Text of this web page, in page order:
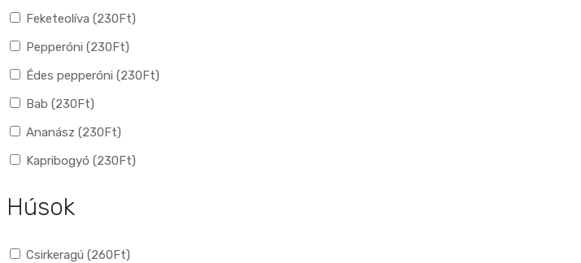
Feketeolíva (230Ft)
Pepperóni (230Ft)
Édes pepperóni (230Ft)
Bab (230Ft)
Ananász (230Ft)
Kapribogyó (230Ft)
Húsok
Csirkeragú (260Ft)